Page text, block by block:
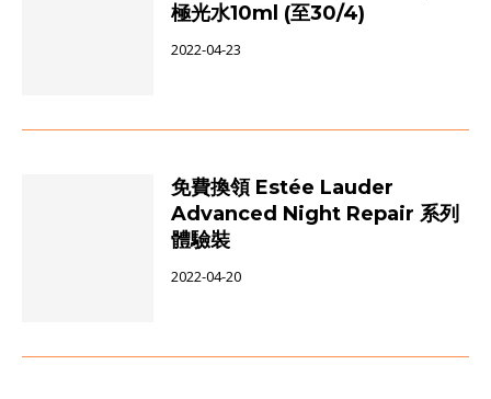
極光水10ml (至30/4)
2022-04-23
免費換領 Estée Lauder
Advanced Night Repair 系列
體驗裝
2022-04-20